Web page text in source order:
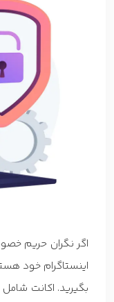
اگر نگران حریم
اینستاگرام خود
بگیرید. اکانت